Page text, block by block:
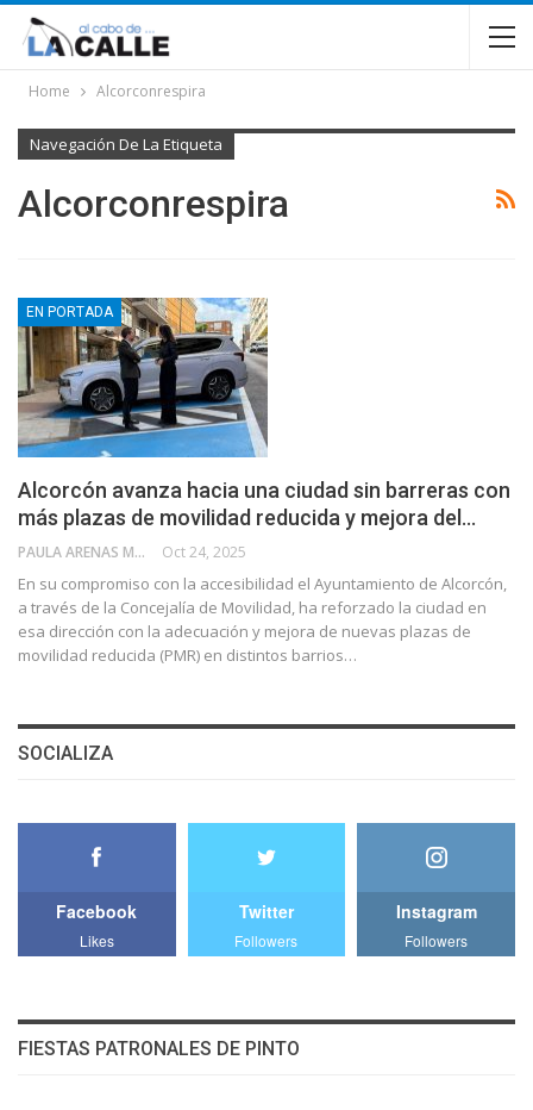
Home Alcorconrespira
Navegación De La Etiqueta
Alcorconrespira
EN PORTADA
Alcorcón avanza hacia una ciudad sin barreras con
más plazas de movilidad reducida y mejora del…
PAULA ARENAS MARTÍN ABRIL Oct 24, 2025
En su compromiso con la accesibilidad el Ayuntamiento de Alcorcón,
a través de la Concejalía de Movilidad, ha reforzado la ciudad en
esa dirección con la adecuación y mejora de nuevas plazas de
movilidad reducida (PMR) en distintos barrios…
SOCIALIZA
Facebook
Likes
Twitter
Followers
Instagram
Followers
FIESTAS PATRONALES DE PINTO